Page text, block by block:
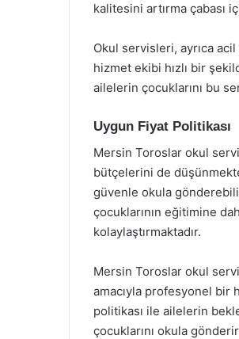
kalitesini artırma çabası
Okul servisleri, ayrıca
hizmet ekibi hızlı bir
ailelerin çocuklarını bu
Uygun Fiyat Politikası
Mersin Toroslar okul
bütçelerini de
güvenle okula
çocuklarının eğitimine
kolaylaştırmaktadır.
Mersin Toroslar okul
amacıyla profesyonel bir
politikası ile ailelerin
çocuklarını okula